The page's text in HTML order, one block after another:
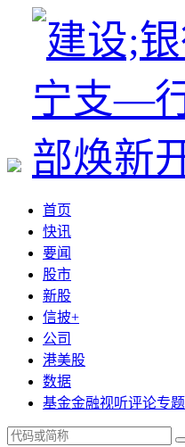
首页
快讯
要闻
股市
新股
信披+
公司
港美股
数据
基金金融视听评论专题